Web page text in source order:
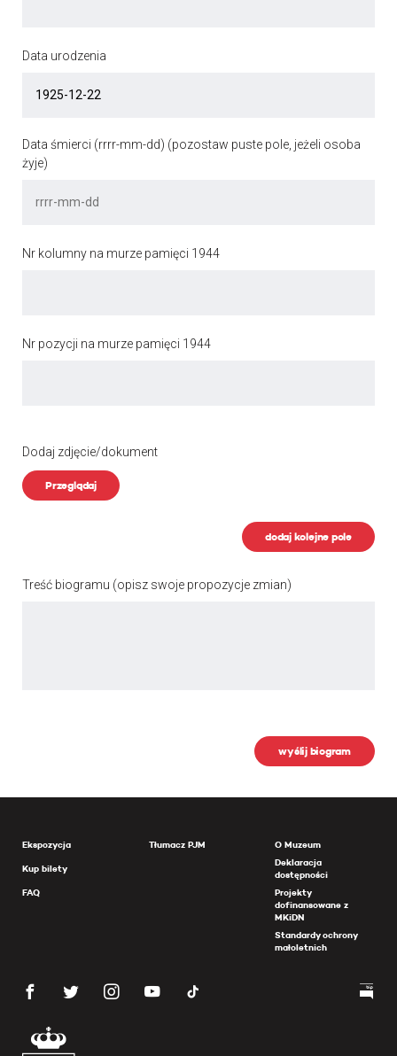
Data urodzenia
Data śmierci (rrrr-mm-dd) (pozostaw puste pole, jeżeli osoba
żyje)
Nr kolumny na murze pamięci 1944
Nr pozycji na murze pamięci 1944
Dodaj zdjęcie/dokument
Przeglądaj
dodaj kolejne pole
Treść biogramu (opisz swoje propozycje zmian)
wyślij biogram
Ekspozycja
Kup bilety
FAQ
Tłumacz PJM
O Muzeum
Deklaracja
dostępności
Projekty
dofinansowane z
MKiDN
Standardy ochrony
małoletnich